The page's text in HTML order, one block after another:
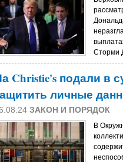
Сторми
Christie's подали в
личные
ЗАКОН И ПОРЯДОК
В